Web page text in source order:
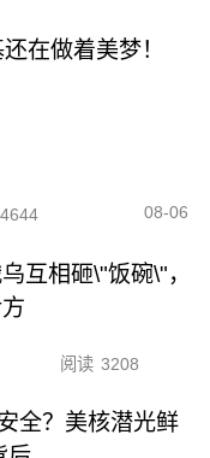
在做着美梦！
4644 08-06
互相砸\"饭碗\"，
阅读 3208
全？美核潜光鲜